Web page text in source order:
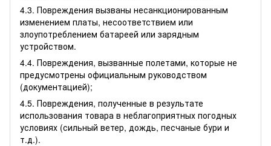
4.3. Повреждения вызваны несанкционированным
изменением платы, несоответствием или
злоупотреблением батареей или зарядным
устройством.
4.4. Повреждения, вызванные полетами, которые не
предусмотрены официальным руководством
(документацией);
4.5. Повреждения, полученные в результате
использования товара в неблагоприятных погодных
условиях (сильный ветер, дождь, песчаные бури и
т.д.).